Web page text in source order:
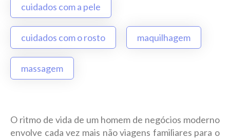
cuidados com a pele
cuidados com o rosto maquilhagem
massagem
O ritmo de vida de um homem de negócios moderno
envolve cada vez mais não viagens familiares para o